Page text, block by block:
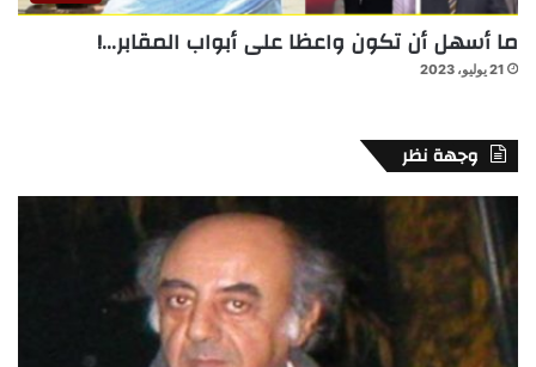
ما أسهل أن تكون واعظا على أبواب المقابر…!
21 يوليو، 2023
وجهة نظر